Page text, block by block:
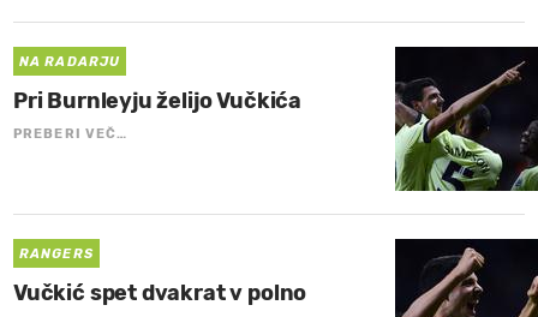
NA RADARJU
Pri Burnleyju želijo Vučkića
PREBERI VEČ…
RANGERS
Vučkić spet dvakrat v polno